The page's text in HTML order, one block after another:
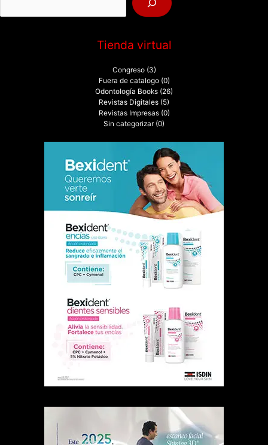
:
Tienda virtual
Congreso (3)
Fuera de catalogo (0)
Odontología Books (26)
Revistas Digitales (5)
Revistas Impresas (0)
Sin categorizar (0)